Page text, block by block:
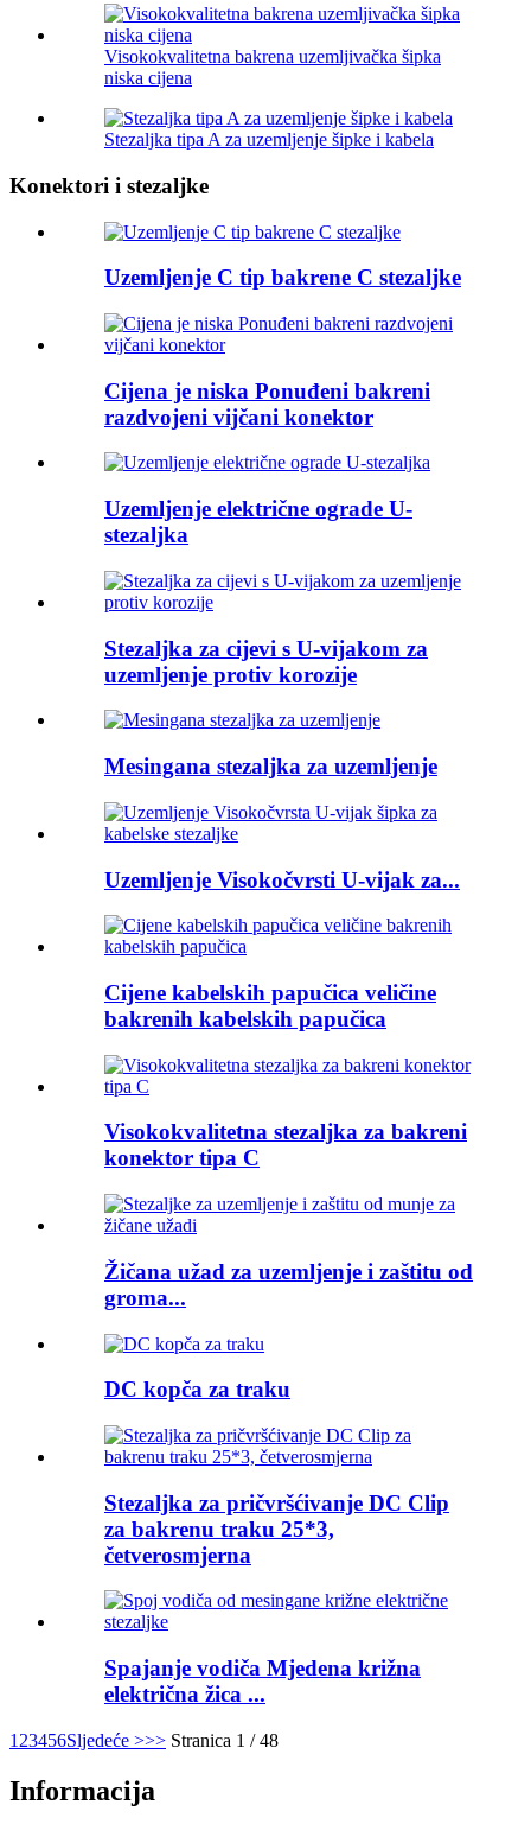
Visokokvalitetna bakrena uzemljivačka šipka
niska cijena
Stezaljka tipa A za uzemljenje šipke i kabela
Konektori i stezaljke
Uzemljenje C tip bakrene C stezaljke
Cijena je niska Ponuđeni bakreni
razdvojeni vijčani konektor
Uzemljenje električne ograde U-
stezaljka
Stezaljka za cijevi s U-vijakom za
uzemljenje protiv korozije
Mesingana stezaljka za uzemljenje
Uzemljenje Visokočvrsti U-vijak za...
Cijene kabelskih papučica veličine
bakrenih kabelskih papučica
Visokokvalitetna stezaljka za bakreni
konektor tipa C
Žičana užad za uzemljenje i zaštitu od
groma...
DC kopča za traku
Stezaljka za pričvršćivanje DC Clip
za bakrenu traku 25*3,
četverosmjerna
Spajanje vodiča Mjedena križna
električna žica ...
1 23456Sljedeće >>> Stranica 1 / 48
Informacija